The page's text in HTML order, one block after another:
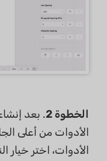
الخطوة 2
الأدوات من أعلى
الأدوات، اختر خيار